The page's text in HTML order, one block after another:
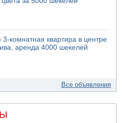
3-комнатная квартира в центре
аренда 4000 шекелей
Все объявления